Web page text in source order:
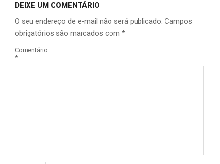
DEIXE UM COMENTÁRIO
O seu endereço de e-mail não será publicado. Campos
obrigatórios são marcados com *
Comentário
*